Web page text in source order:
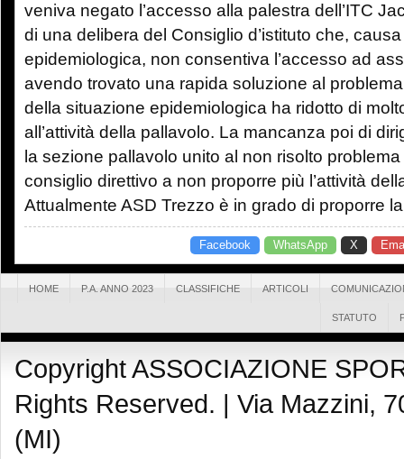
veniva negato l’accesso alla palestra dell’ITC
di una delibera del Consiglio d’istituto che,
epidemiologica, non consentiva l’accesso ad
avendo trovato una rapida soluzione al
della situazione epidemiologica ha ridotto di
all’attività della pallavolo. La mancanza poi di
la sezione pallavolo unito al non risolto
consiglio direttivo a non proporre più l’attività
Attualmente ASD Trezzo è in grado di proporre
Facebook WhatsApp X
HOME P.A. ANNO 2023 CLASSIFICHE ARTICOLI
STATUTO
Copyright ASSOCIAZIONE
Rights Reserved. | Via Mazzini,
(MI)